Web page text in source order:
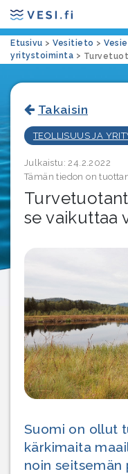
Etusivu > Vesitieto >
yritystoiminta >
Takaisin
TEOLLISUUS JA
Julkaistu: 24.2.2022
Tämän tiedon on
se vaikuttaa
Suomi on ollut
kärkimaita
noin seitsemän